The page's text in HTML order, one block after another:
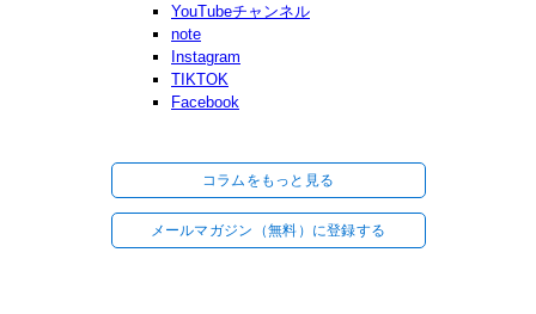
YouTubeチャンネル
note
Instagram
TIKTOK
Facebook
コラムをもっと見る
メールマガジン（無料）に登録する